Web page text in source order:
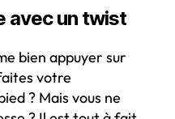
avec un twist
bien appuyer sur
votre
? Mais vous ne